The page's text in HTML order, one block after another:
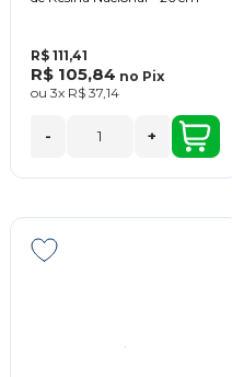
R$ 111,41
R$ 105,84 no Pix
ou 3x R$ 37,14
- +